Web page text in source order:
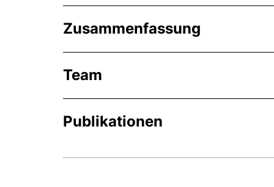
Zusammenfassung
Team
Publikationen